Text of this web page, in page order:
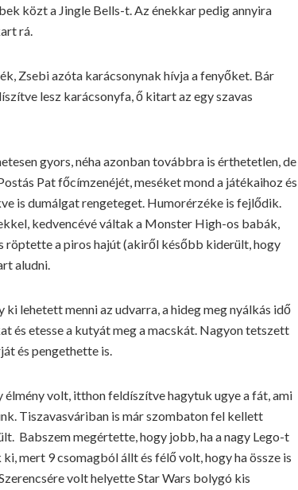
közt a Jingle Bells-t. Az énekkar pedig annyira
rá.
Zsebi azóta karácsonynak hívja a fenyőket. Bár
lesz karácsonyfa, ő kitart az egy szavas
gyors, néha azonban továbbra is érthetetlen, de
Pat főcímzenéjét, meséket mond a játékaihoz és
is dumálgat rengeteget. Humorérzéke is fejlődik.
kedvencévé váltak a Monster High-os babák,
röptette a piros hajút (akiről később kiderült, hogy
aludni.
lehetett menni az udvarra, a hideg meg nyálkás idő
és etesse a kutyát meg a macskát. Nagyon tetszett
és pengethette is.
volt, itthon feldíszítve hagytuk ugye a fát, ami
Tiszavasváriban is már szombaton fel kellett
Babszem megértette, hogy jobb, ha a nagy Lego-t
mert 9 csomagból állt és félő volt, hogy ha össze is
volt helyette Star Wars bolygó kis